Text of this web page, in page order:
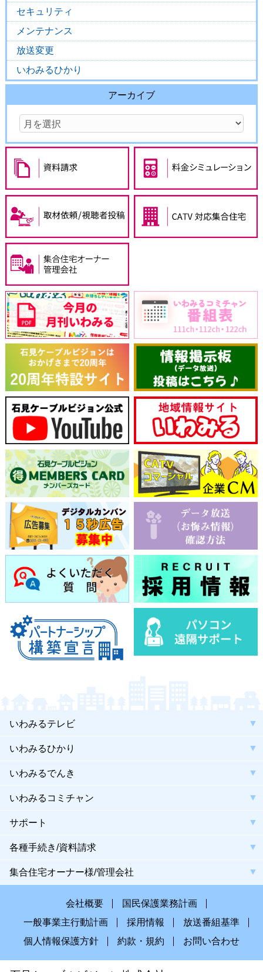
セキュリティ
メンテナンス
放送変更
いわみるひかり
アーカイブ
いわみるテレビ
いわみるひかり
いわみるでんき
いわみるコミチャン
サポート
各種手続き/資料請求
集合住宅オーナー様/管理会社
会社概要
国民保護業務計画
一般事業主行動計画
採用情報
放送番組基準
個人情報保護方針
約款・規約 お問い合わせ